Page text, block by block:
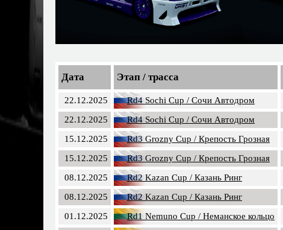
Дата Этап / трасса
22.12.2025 Rd4 Sochi Cup / Сочи Автодром
22.12.2025
Rd4 Sochi Cup / Сочи Автодром
15.12.2025
Rd3 Grozny Cup / Крепость Грозная
15.12.2025
Rd3 Grozny Cup / Крепость Грозная
08.12.2025
Rd2 Kazan Cup / Казань Ринг
08.12.2025
Rd2 Kazan Cup / Казань Ринг
01.12.2025
Rd1 Nemuno Cup / Неманское кольцо